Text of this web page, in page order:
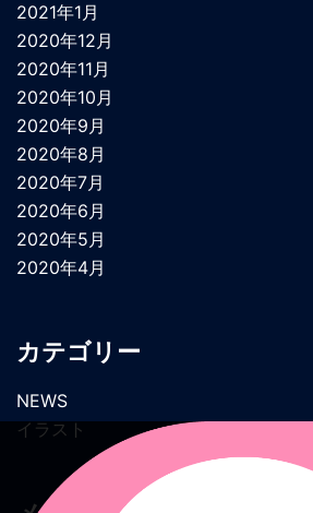
2021年1月
2020年12月
2020年11月
2020年10月
2020年9月
2020年8月
2020年7月
2020年6月
2020年5月
2020年4月
カテゴリー
NEWS
イラスト